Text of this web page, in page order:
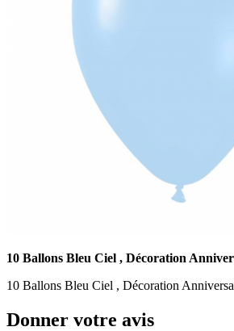
10 Ballons Bleu Ciel , Décoration
10 Ballons Bleu Ciel , Décoration
Donner votre avis